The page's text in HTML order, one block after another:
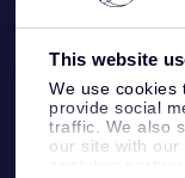
This website
We use cookies
provide social
traffic. We also
our site with
Doni
One Million
OSR
App VR
Politica di